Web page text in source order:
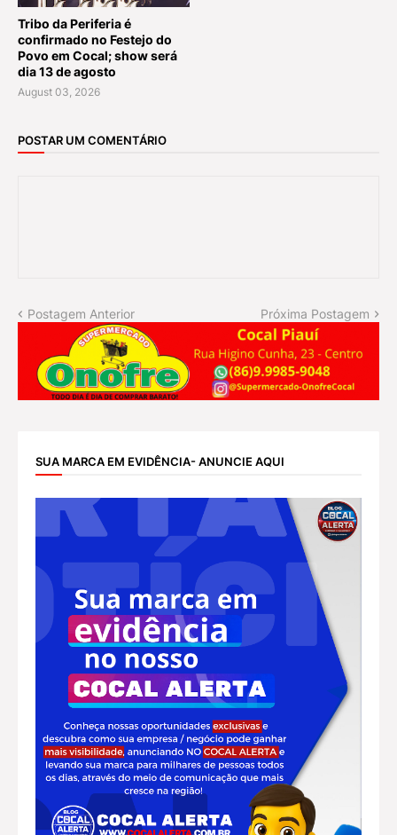
Tribo da Periferia é
confirmado no Festejo do
Povo em Cocal; show será
dia 13 de agosto
August 03, 2026
POSTAR UM COMENTÁRIO
Postagem Anterior Próxima Postagem
SUA MARCA EM EVIDÊNCIA- ANUNCIE AQUI